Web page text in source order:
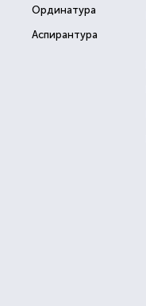
Ординатура
Аспирантура